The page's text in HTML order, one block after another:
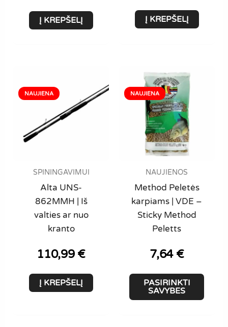
Į KREPŠELĮ Į KREPŠELĮ
SPININGAVIMUI
Alta UNS-
862MMH | Iš
valties ar nuo
kranto
110,99 €
Į KREPŠELĮ
NAUJIENOS
Method Peletės
karpiams | VDE –
Sticky Method
Peletts
7,64 €
PASIRINKTI
SAVYBES
This